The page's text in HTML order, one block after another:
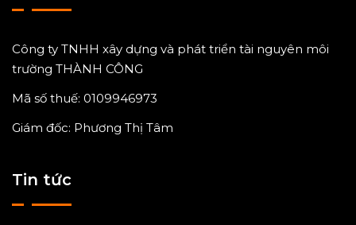
Công ty TNHH xây dựng và phát triển tài nguyên môi
trường THÀNH CÔNG
Mã số thuế: 0109946973
Giám đốc: Phương Thị Tâm
Tin tức